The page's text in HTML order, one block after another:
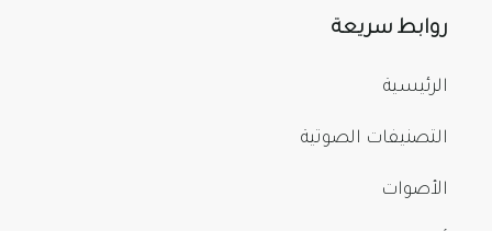
روابط سريعة
الرئيسية
التصنيفات الصوتية
الأصوات